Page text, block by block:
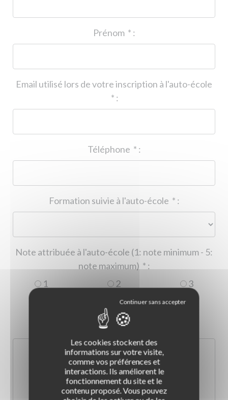
* :
Email utilisé lors de votre inscription à l'auto-école
* :
* :
* :
Note attribuée à l'auto-école (1: note minimum - 5:
* :
1
2
3
5
Les cookies stockent des
informations sur votre visite,
comme vos préférences et
interactions. Ils améliorent le
fonctionnement du site et le
contenu proposé. Vous pouvez